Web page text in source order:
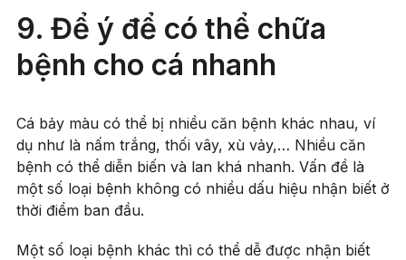
9. Để ý để có thể chữa
bệnh cho cá nhanh
Cá bảy màu có thể bị nhiều căn bệnh khác nhau, ví
dụ như là nấm trắng, thối vây, xù vảy,… Nhiều căn
bệnh có thể diễn biến và lan khá nhanh. Vấn đề là
một số loại bệnh không có nhiều dấu hiệu nhận biết ở
thời điểm ban đầu.
Một số loại bệnh khác thì có thể dễ được nhận biết